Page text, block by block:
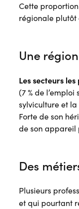
Cette
régionale plutôt
Une
Les secteurs
(7 % de
sylviculture et la
Forte de son
de son appareil
Des
Plusieurs
et qui pourtant